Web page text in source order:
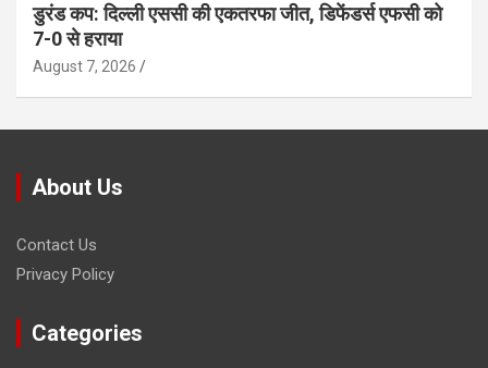
डुरंड कप: दिल्ली एससी की एकतरफा जीत, डिफेंडर्स एफसी को
7-0 से हराया
August 7, 2026
About Us
Contact Us
Privacy Policy
Categories